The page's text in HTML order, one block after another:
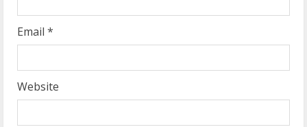
Email *
Website